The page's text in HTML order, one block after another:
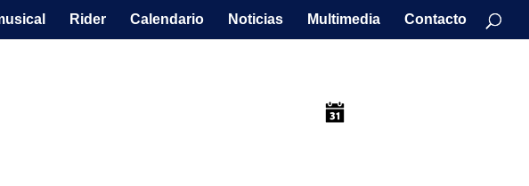
Rider Calendario Noticias Multimedia Contacto